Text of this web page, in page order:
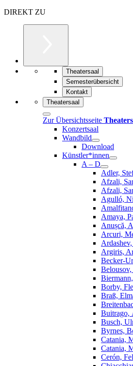
DIREKT ZU
Theatersaal
Semesterübersicht
Kontakt
Theatersaal
Zur Übersichtsseite
Konzertsaal
Wandbild
Download
Künstler*innen
A – D
Adler,
Afzali,
Afzali,
Agulló,
Amaya,
Anușcă,
Arcuri,
Argiris,
Becker-
Borby,
Braß,
Buitrago,
Busch,
Byrnes,
Catania,
Catania,
Cerón,